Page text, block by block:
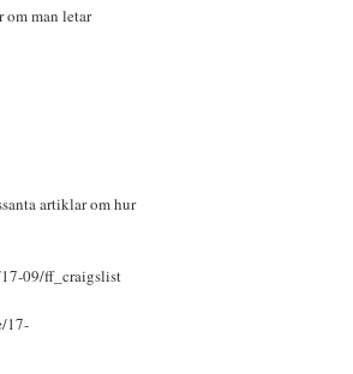
om man letar
artiklar om hur
09/ff_craigslist
17-